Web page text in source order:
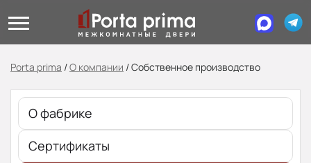
Porta prima /О компании /Собственное производство
О фабрике
Сертификаты